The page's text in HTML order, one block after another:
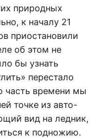
природных
к началу 21
приостановили
об этом не
бы узнать
перестало
часть времени мы
точке из авто-
вид на ледник,
к подножию.